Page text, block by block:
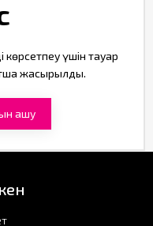
үшін тауар
жасырылды.
ашу